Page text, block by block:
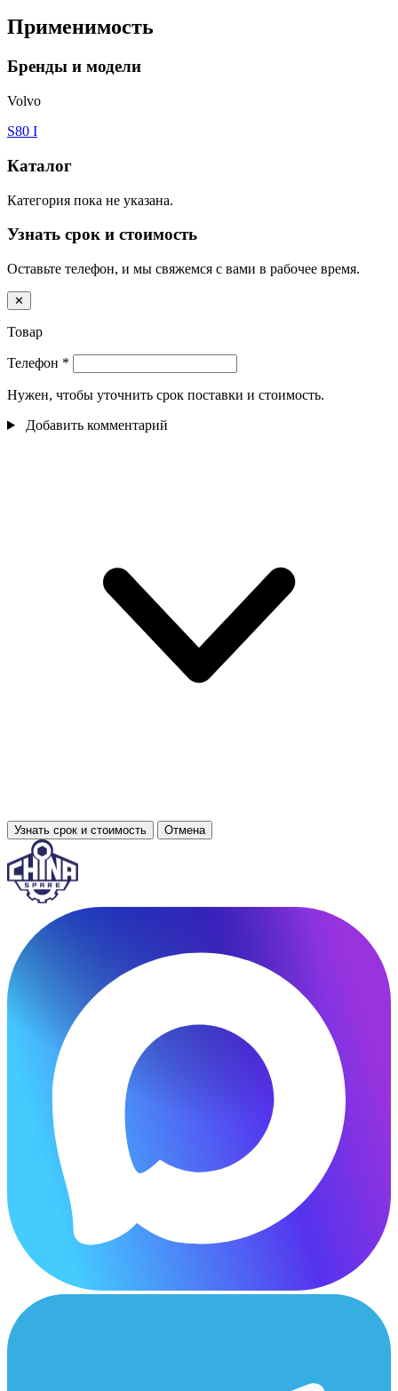
Применимость
Бренды и модели
Volvo
S80 I
Каталог
Категория пока не указана.
Узнать срок и стоимость
Оставьте телефон, и мы свяжемся с вами в рабочее время.
✕
Товар
Телефон *
Нужен, чтобы уточнить срок поставки и стоимость.
Добавить комментарий
Узнать срок и стоимость Отмена